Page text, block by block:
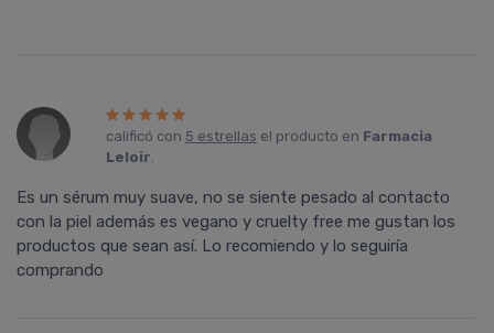
calificó con 5 estrellas el producto en Farmacia
Leloir.
Es un sérum muy suave, no se siente pesado al contacto
con la piel además es vegano y cruelty free me gustan los
productos que sean así. Lo recomiendo y lo seguiría
comprando